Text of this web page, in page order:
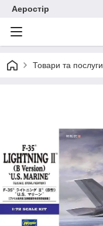
Аеростір
Товари та послуги